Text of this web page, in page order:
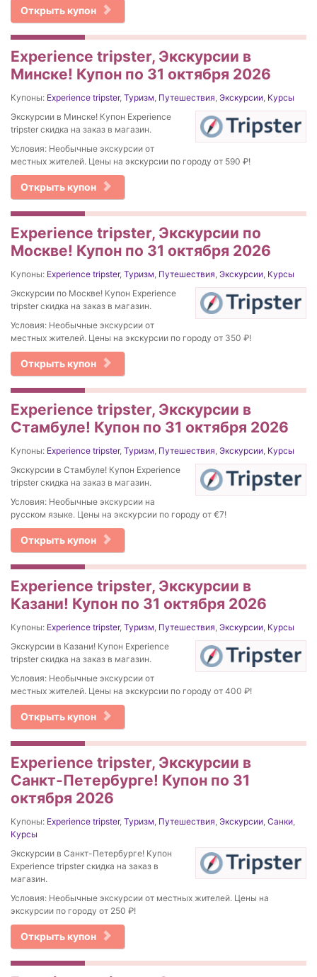
Открыть купон
Experience tripster, Экскурсии в
Минске! Купон по 31 октября 2026
Купоны: Experience tripster, Туризм, Путешествия, Экскурсии, Курсы
Экскурсии в Минске! Купон Experience
tripster скидка на заказ в магазин.
Условия: Необычные экскурсии от
местных жителей. Цены на экскурсии по городу от 590 ₽!
Открыть купон
Experience tripster, Экскурсии по
Москве! Купон по 31 октября 2026
Купоны: Experience tripster, Туризм, Путешествия, Экскурсии, Курсы
Экскурсии по Москве! Купон Experience
tripster скидка на заказ в магазин.
Условия: Необычные экскурсии от
местных жителей. Цены на экскурсии по городу от 350 ₽!
Открыть купон
Experience tripster, Экскурсии в
Стамбуле! Купон по 31 октября 2026
Купоны: Experience tripster, Туризм, Путешествия, Экскурсии, Курсы
Экскурсии в Стамбуле! Купон Experience
tripster скидка на заказ в магазин.
Условия: Необычные экскурсии на
русском языке. Цены на экскурсии по городу от €7!
Открыть купон
Experience tripster, Экскурсии в
Казани! Купон по 31 октября 2026
Купоны: Experience tripster, Туризм, Путешествия, Экскурсии, Курсы
Экскурсии в Казани! Купон Experience
tripster скидка на заказ в магазин.
Условия: Необычные экскурсии от
местных жителей. Цены на экскурсии по городу от 400 ₽!
Открыть купон
Experience tripster, Экскурсии в
Санкт-Петербурге! Купон по 31
октября 2026
Купоны: Experience tripster, Туризм, Путешествия, Экскурсии, Санки,
Курсы
Экскурсии в Санкт-Петербурге! Купон
Experience tripster скидка на заказ в
магазин.
Условия: Необычные экскурсии от местных жителей. Цены на
экскурсии по городу от 250 ₽!
Открыть купон